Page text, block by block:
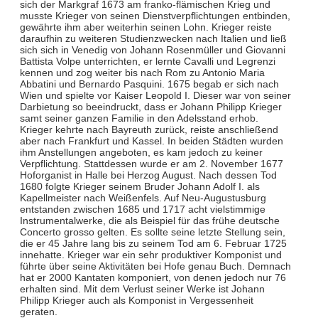
sich der Markgraf 1673 am franko-flämischen Krieg und
musste Krieger von seinen Dienstverpflichtungen entbinden,
gewährte ihm aber weiterhin seinen Lohn. Krieger reiste
daraufhin zu weiteren Studienzwecken nach Italien und ließ
sich sich in Venedig von Johann Rosenmüller und Giovanni
Battista Volpe unterrichten, er lernte Cavalli und Legrenzi
kennen und zog weiter bis nach Rom zu Antonio Maria
Abbatini und Bernardo Pasquini. 1675 begab er sich nach
Wien und spielte vor Kaiser Leopold I. Dieser war von seiner
Darbietung so beeindruckt, dass er Johann Philipp Krieger
samt seiner ganzen Familie in den Adelsstand erhob.
Krieger kehrte nach Bayreuth zurück, reiste anschließend
aber nach Frankfurt und Kassel. In beiden Städten wurden
ihm Anstellungen angeboten, es kam jedoch zu keiner
Verpflichtung. Stattdessen wurde er am 2. November 1677
Hoforganist in Halle bei Herzog August. Nach dessen Tod
1680 folgte Krieger seinem Bruder Johann Adolf I. als
Kapellmeister nach Weißenfels. Auf Neu-Augustusburg
entstanden zwischen 1685 und 1717 acht vielstimmige
Instrumentalwerke, die als Beispiel für das frühe deutsche
Concerto grosso gelten. Es sollte seine letzte Stellung sein,
die er 45 Jahre lang bis zu seinem Tod am 6. Februar 1725
innehatte. Krieger war ein sehr produktiver Komponist und
führte über seine Aktivitäten bei Hofe genau Buch. Demnach
hat er 2000 Kantaten komponiert, von denen jedoch nur 76
erhalten sind. Mit dem Verlust seiner Werke ist Johann
Philipp Krieger auch als Komponist in Vergessenheit
geraten.